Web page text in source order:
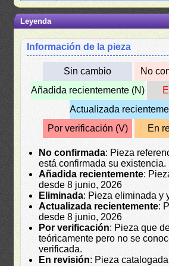
Leyenda
Información de la pieza
Sin cambio
No
Añadida recientemente (N)
Actualizada
Por verificación (V)
En
No confirmada: Pieza
está confirmada su existencia.
Añadida recientemente:
desde 8 junio, 2026
Eliminada: Pieza eliminada y
Actualizada recientemente:
desde 8 junio, 2026
Por verificación: Pieza que
teóricamente pero no se
verificada.
En revisión: Pieza